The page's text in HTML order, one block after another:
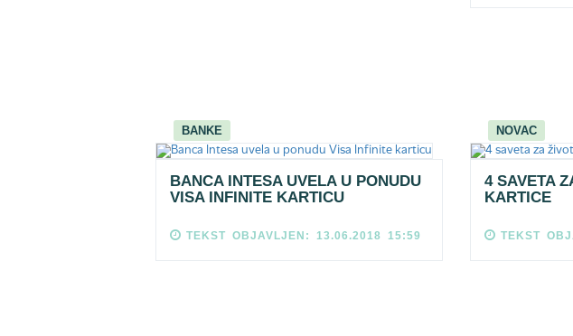
BANKE
BANCA INTESA UVELA U PONUDU
VISA INFINITE KARTICU
TEKST OBJAVLJEN: 13.06.2018 15:59
NOVAC
4 SAVETA
KARTICE
TEKST